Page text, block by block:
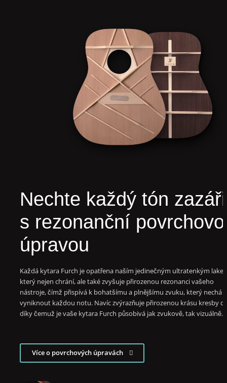
Nechte každý tón
s rezonanční
úpravou
Každá kytara Furch je opatřena naším jedinečným ultratenkým
který nejen chrání, ale také zvyšuje přirozenou rezonanci vašeho
nástroje, čímž přispívá k bohatšímu a plnějšímu zvuku, který nechá
vyniknout každou notu. Navíc zvýrazňuje přirozenou krásu kresby
díky čemuž je vaše kytara Furch působivá jak zvukově, tak vizuálně.
Více o povrchových úpravách